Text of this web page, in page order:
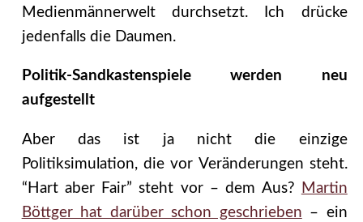
Medienmännerwelt durchsetzt. Ich drücke
jedenfalls die Daumen.
Politik-Sandkastenspiele werden neu
aufgestellt
Aber das ist ja nicht die einzige
Politiksimulation, die vor Veränderungen steht.
“Hart aber Fair” steht vor – dem Aus?
Martin
Böttger hat darüber schon geschrieben – ein